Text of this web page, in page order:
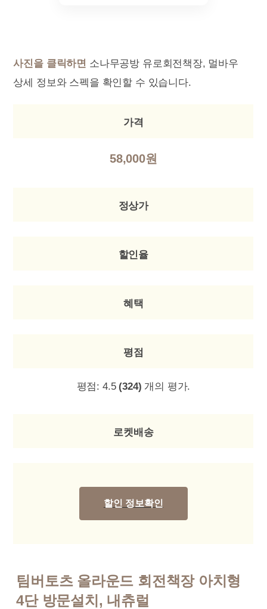
사진을 클릭하면 소나무공방 유로회전책장, 멀바우
상세 정보와 스펙을 확인할 수 있습니다.
가격
58,000원
정상가
할인율
혜택
평점
평점: 4.5 (324) 개의 평가.
로켓배송
할인 정보확인
팀버토츠 올라운드 회전책장 아치형
4단 방문설치, 내츄럴